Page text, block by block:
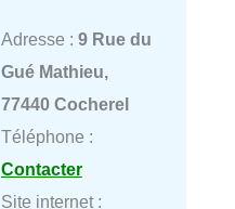
Adresse : 9 Rue du
Gué Mathieu,
77440 Cocherel
Téléphone :
Contacter
Site internet :